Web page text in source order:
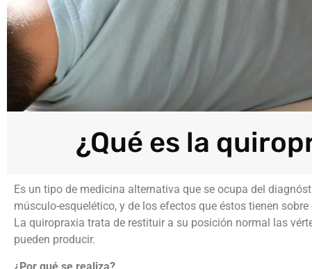
¿Qué es la
Es un tipo de medicina alternativa que se ocupa del
músculo-esquelético, y de los efectos que éstos tienen
La quiropraxia trata de restituir a su posición normal las
pueden producir.